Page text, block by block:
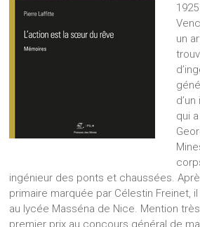
un
qui
ingénieur des ponts et chaussées.
primaire marquée par Célestin Freinet,
au lycée Masséna de Nice. Mention
premier prix au concours général de